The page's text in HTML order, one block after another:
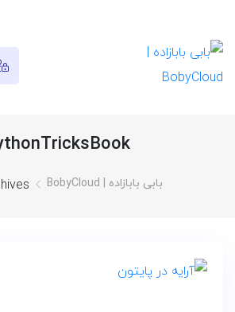
بابی بابازاده | BobyCloud